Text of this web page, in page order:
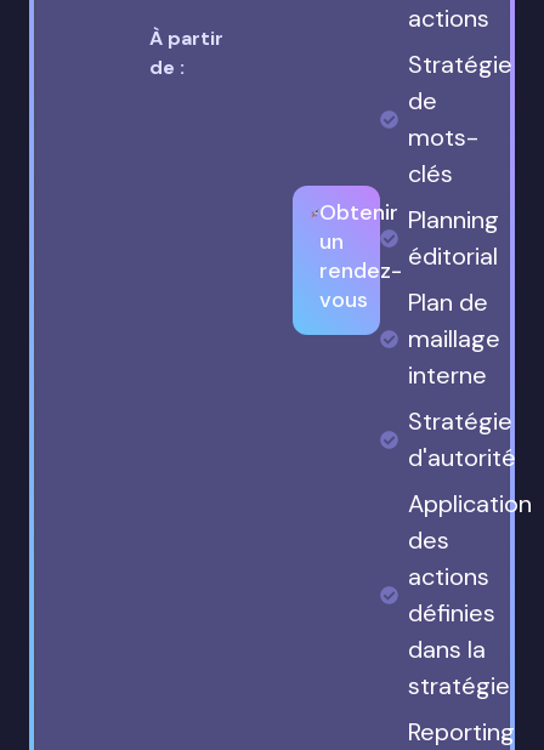
À partir
de :
Obtenir
un
rendez-
vous
actions
Stratégie
de
mots-
clés
Planning
éditorial
Plan de
maillage
interne
Stratégie
d'autorité
Application
des
actions
définies
dans la
stratégie
Reporting